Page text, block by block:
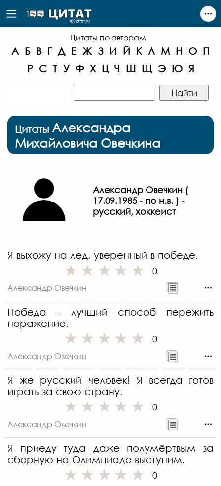
Цитаты по авторам
А Б В Г Д Е Ж З И Й К Л М Н О П
Р С Т У Ф Х Ц Ч Ш Щ Э Ю Я
Цитаты Александра
Михайловича Овечкина
Александр Овечкин (
17.09.1985 - по н.в. ) -
русский, хоккеист
Я выхожу на лед, уверенный в победе.
0
Александр Овечкин
Победа - лучший способ пережить
поражение.
0
Александр Овечкин
Я же русский человек! Я всегда готов
играть за свою страну.
0
Александр Овечкин
Я приеду туда даже полумёртвым за
сборную на Олимпиаде выступим.
0